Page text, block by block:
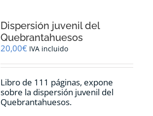
Dispersión juvenil del
Quebrantahuesos
20,00€ IVA incluido
Libro de 111 páginas, expone
sobre la dispersión juvenil del
Quebrantahuesos.